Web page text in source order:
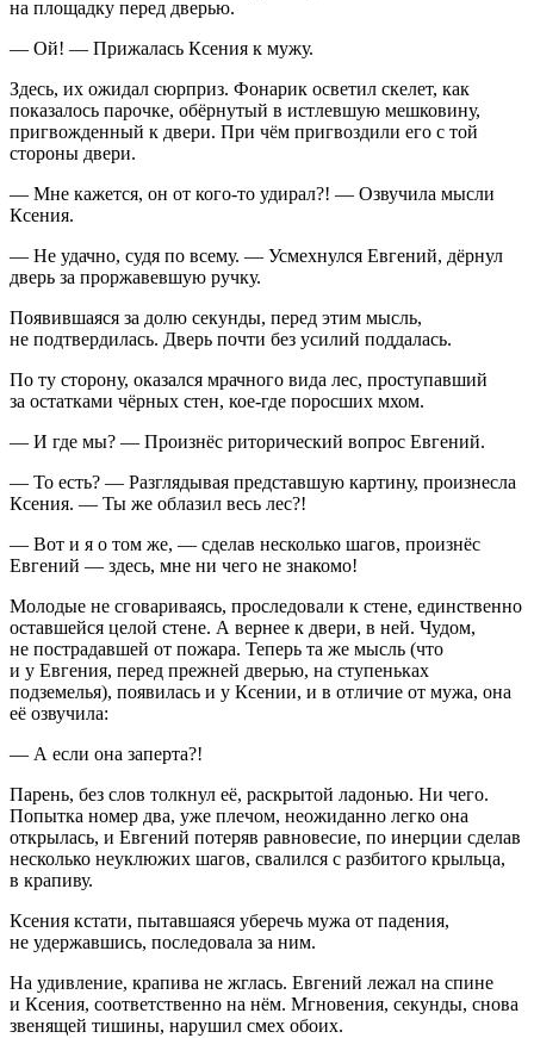
на площадку перед дверью.
— Ой! — Прижалась Ксения к мужу.
Здесь, их ожидал сюрприз. Фонарик осветил скелет, как
показалось парочке, обёрнутый в истлевшую мешковину,
пригвожденный к двери. При чём пригвоздили его с той
стороны двери.
— Мне кажется, он от кого-то удирал?! — Озвучила мысли
Ксения.
— Не удачно, судя по всему. — Усмехнулся Евгений, дёрнул
дверь за проржавевшую ручку.
Появившаяся за долю секунды, перед этим мысль,
не подтвердилась. Дверь почти без усилий поддалась.
По ту сторону, оказался мрачного вида лес, проступавший
за остатками чёрных стен, кое-где поросших мхом.
— И где мы? — Произнёс риторический вопрос Евгений.
— То есть? — Разглядывая представшую картину, произнесла
Ксения. — Ты же облазил весь лес?!
— Вот и я о том же, — сделав несколько шагов, произнёс
Евгений — здесь, мне ни чего не знакомо!
Молодые не сговариваясь, проследовали к стене, единственно
оставшейся целой стене. А вернее к двери, в ней. Чудом,
не пострадавшей от пожара. Теперь та же мысль (что
и у Евгения, перед прежней дверью, на ступеньках
подземелья), появилась и у Ксении, и в отличие от мужа, она
её озвучила:
— А если она заперта?!
Парень, без слов толкнул её, раскрытой ладонью. Ни чего.
Попытка номер два, уже плечом, неожиданно легко она
открылась, и Евгений потеряв равновесие, по инерции сделав
несколько неуклюжих шагов, свалился с разбитого крыльца,
в крапиву.
Ксения кстати, пытавшаяся уберечь мужа от падения,
не удержавшись, последовала за ним.
На удивление, крапива не жглась. Евгений лежал на спине
и Ксения, соответственно на нём. Мгновения, секунды, снова
звенящей тишины, нарушил смех обоих.